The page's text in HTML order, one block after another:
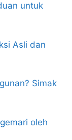
untuk
Asli dan
Simak
oleh